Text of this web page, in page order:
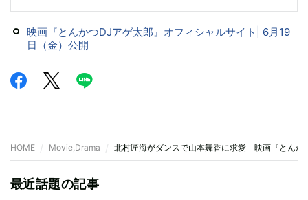
映画『とんかつDJアゲ太郎』オフィシャルサイト| 6月19
日（金）公開
HOME Movie,Drama 北村匠海がダンスで山本舞香に求愛 映画『とんか
最近話題の記事